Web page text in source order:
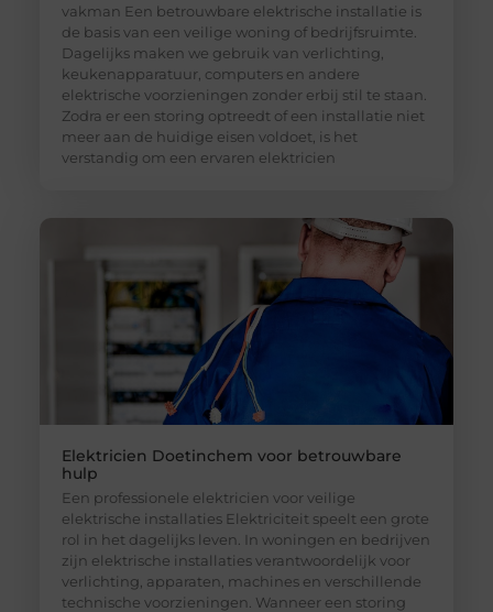
vakman Een betrouwbare elektrische installatie is
de basis van een veilige woning of bedrijfsruimte.
Dagelijks maken we gebruik van verlichting,
keukenapparatuur, computers en andere
elektrische voorzieningen zonder erbij stil te staan.
Zodra er een storing optreedt of een installatie niet
meer aan de huidige eisen voldoet, is het
verstandig om een ervaren elektricien
Elektricien Doetinchem voor betrouwbare
hulp
Een professionele elektricien voor veilige
elektrische installaties Elektriciteit speelt een grote
rol in het dagelijks leven. In woningen en bedrijven
zijn elektrische installaties verantwoordelijk voor
verlichting, apparaten, machines en verschillende
technische voorzieningen. Wanneer een storing